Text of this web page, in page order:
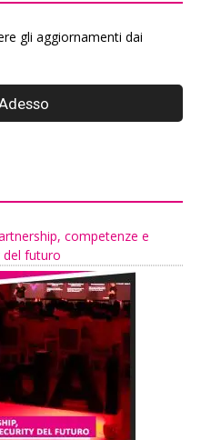
gli aggiornamenti dai
competenze e
del futuro